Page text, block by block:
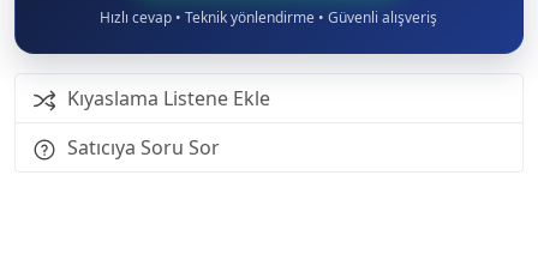
Hızlı cevap • Teknik yönlendirme • Güvenli alışveriş
Kıyaslama Listene Ekle
Satıcıya Soru Sor